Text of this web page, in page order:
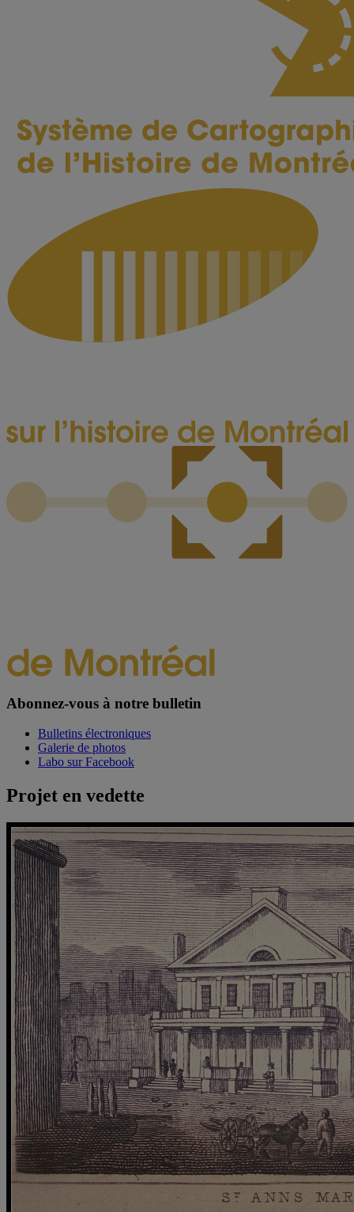
Abonnez-vous à notre bulletin
Bulletins électroniques
Galerie de photos
Labo sur Facebook
Projet en vedette